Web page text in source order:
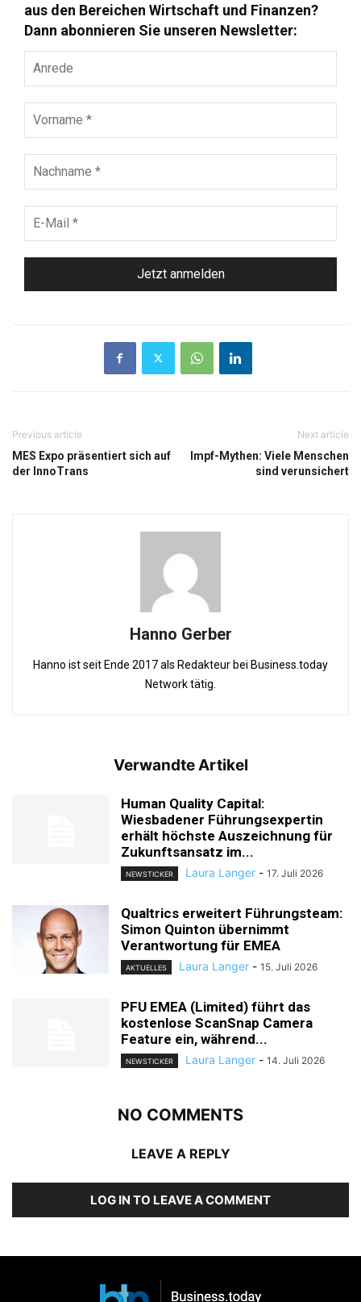
aus den Bereichen Wirtschaft und Finanzen?
Dann abonnieren Sie unseren Newsletter:
Mail
*
Previous article
MES Expo präsentiert sich auf
der InnoTrans
Next article
Impf-Mythen: Viele Menschen
sind verunsichert
Hanno Gerber
Hanno ist seit Ende 2017 als Redakteur bei Business.today
Network tätig.
Verwandte Artikel
Human Quality Capital:
Wiesbadener Führungsexpertin
erhält höchste Auszeichnung für
Zukunftsansatz im...
NEWSTICKER Laura Langer - 17. Juli 2026
Qualtrics erweitert Führungsteam:
Simon Quinton übernimmt
Verantwortung für EMEA
AKTUELLES Laura Langer - 15. Juli 2026
PFU EMEA (Limited) führt das
kostenlose ScanSnap Camera
Feature ein, während...
NEWSTICKER Laura Langer - 14. Juli 2026
NO COMMENTS
LEAVE A REPLY
LOG IN TO LEAVE A COMMENT